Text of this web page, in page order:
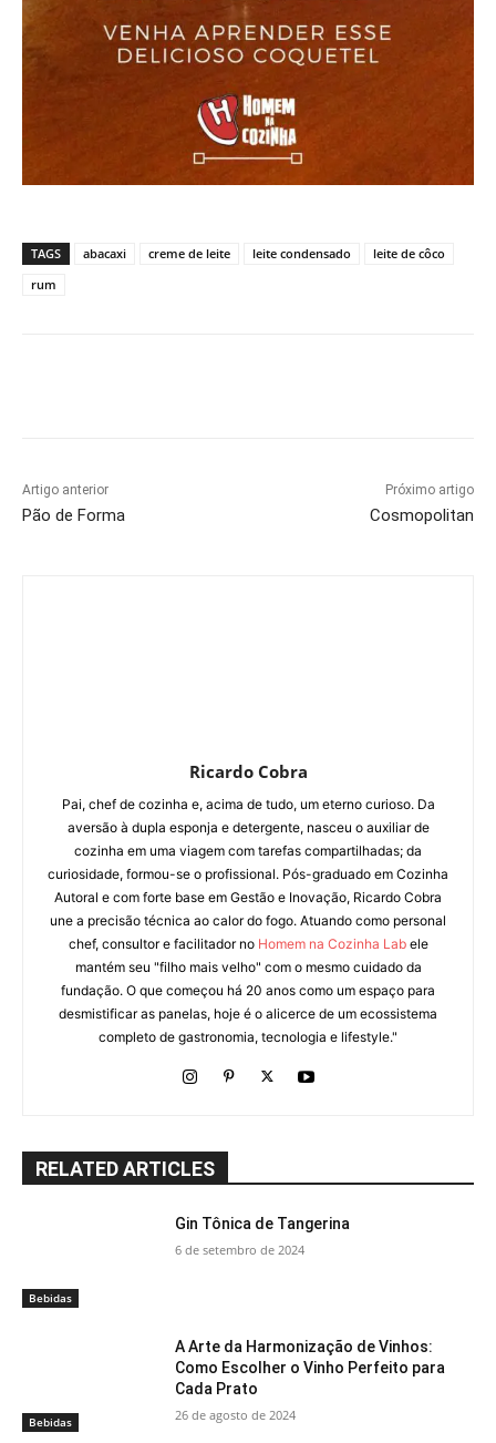
TAGS abacaxi creme de leite leite condensado
leite de côco
rum
Artigo anterior
Pão de Forma
Próximo artigo
Cosmopolitan
Ricardo Cobra
Pai, chef de cozinha e, acima de tudo, um eterno curioso. Da
aversão à dupla esponja e detergente, nasceu o auxiliar de
cozinha em uma viagem com tarefas compartilhadas; da
curiosidade, formou-se o profissional. Pós-graduado em Cozinha
Autoral e com forte base em Gestão e Inovação, Ricardo Cobra
une a precisão técnica ao calor do fogo. Atuando como personal
chef, consultor e facilitador no Homem na Cozinha Labele
mantém seu "filho mais velho" com o mesmo cuidado da
fundação. O que começou há 20 anos como um espaço para
desmistificar as panelas, hoje é o alicerce de um ecossistema
completo de gastronomia, tecnologia e lifestyle."
RELATED ARTICLES
Bebidas
Gin Tônica de Tangerina
6 de setembro de 2024
Bebidas
A Arte da Harmonização de Vinhos:
Como Escolher o Vinho Perfeito para
Cada Prato
26 de agosto de 2024